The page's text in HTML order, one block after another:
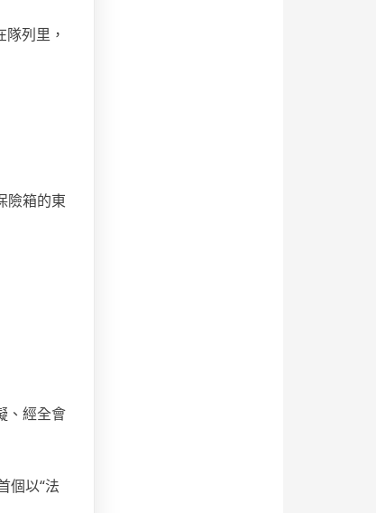
列里，
險箱的東
、經全會
個以“法